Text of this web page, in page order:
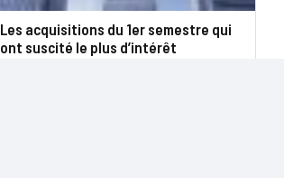
Les acquisitions du 1er semestre qui
ont suscité le plus d’intérêt